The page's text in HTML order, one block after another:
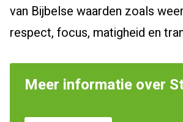
van Bijbelse waarden zoals
respect, focus, matigheid en
Meer informatie over